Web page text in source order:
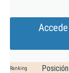
Ranking